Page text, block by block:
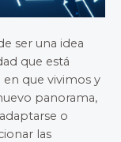
ser una idea
que está
que vivimos y
panorama,
o
las